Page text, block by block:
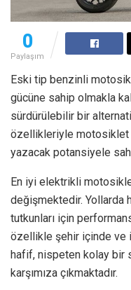
0
Paylaşım
Eski tip benzinli
gücüne sahip olmakla
sürdürülebilir bir
özellikleriyle motosiklet
yazacak potansiyele
En iyi elektrikli
değişmektedir. Yollarda
tutkunları için
özellikle şehir içinde ve
hafif, nispeten kolay bir
karşımıza çıkmaktadır.